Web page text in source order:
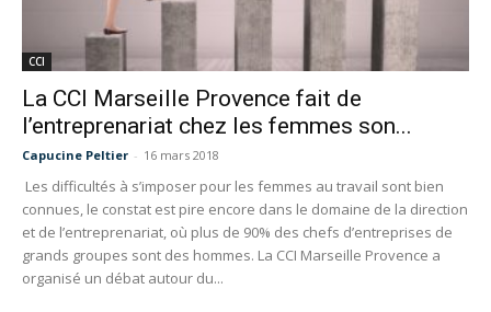
CCI
La CCI Marseille Provence fait de
l’entreprenariat chez les femmes son...
Capucine Peltier - 16 mars 2018
Les difficultés à s’imposer pour les femmes au travail sont bien
connues, le constat est pire encore dans le domaine de la direction
et de l’entreprenariat, où plus de 90% des chefs d’entreprises de
grands groupes sont des hommes. La CCI Marseille Provence a
organisé un débat autour du...